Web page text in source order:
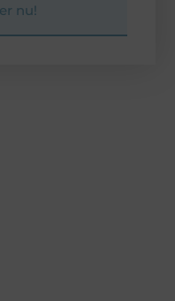
nu!